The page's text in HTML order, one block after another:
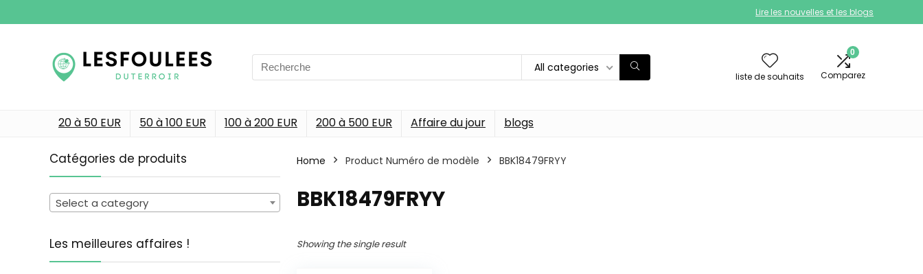
Lire les nouvelles et les blogs
Search
for:
All categories
liste de souhaits
0
Comparez
20 à 50 EUR 50 à 100 EUR 100 à 200 EUR 200 à 500 EUR Affaire du jour blogs
Catégories de produits
Select a category
Les meilleures affaires !
Home Product Numéro de modèle ‎BBK18479FRYY
‎BBK18479FRYY
Showing the single result